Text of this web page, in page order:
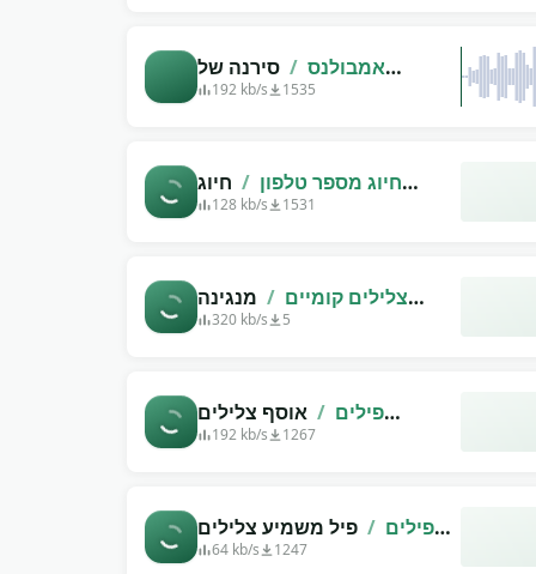
אמבולנס / סירנה של
192 kb/s 1535
חיוג מספר טלפון / חיוג
צלילים, צפצופים קצרים
128 kb/s 1531
צלילים קומיים / מנגינה
מצחיקה לאנימציה
320 kb/s 5
פילים / אוסף צלילים
שמשמיע פיל
192 kb/s 1267
פילים / פיל משמיע צלילים
שונים עם החדק שלו
64 kb/s 1247